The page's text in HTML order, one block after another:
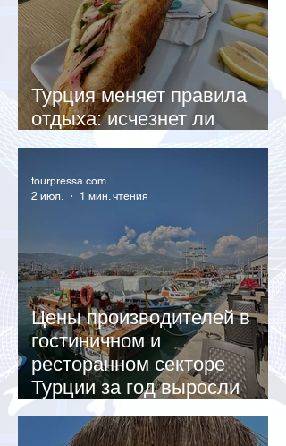
Турция меняет правила
отдыха: исчезнет ли
система all inclusive
Цены производителей в
гостиничном и
ресторанном секторе
Турции за год выросли
почти на 32%
tourpressa.com
2 июл.
1 мин. чтения